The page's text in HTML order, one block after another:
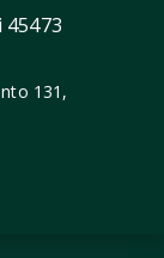
131,